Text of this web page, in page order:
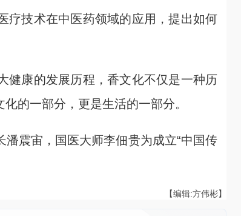
技术在中医药领域的应用，提出如何
康的发展历程，香文化不仅是一种历
的一部分，更是生活的一部分。
震宙，国医大师李佃贵为成立“中国传
【编辑:方伟彬】